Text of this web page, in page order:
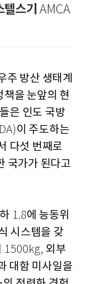
텔스기AMCA
주 방산 생태계
책을 눈앞의 현
은 인도 국방
이 주도하는
다섯 번째로
국가가 된다고
1.8에 능동위
시스템을 갖
1500kg, 외부
대함 미사일을